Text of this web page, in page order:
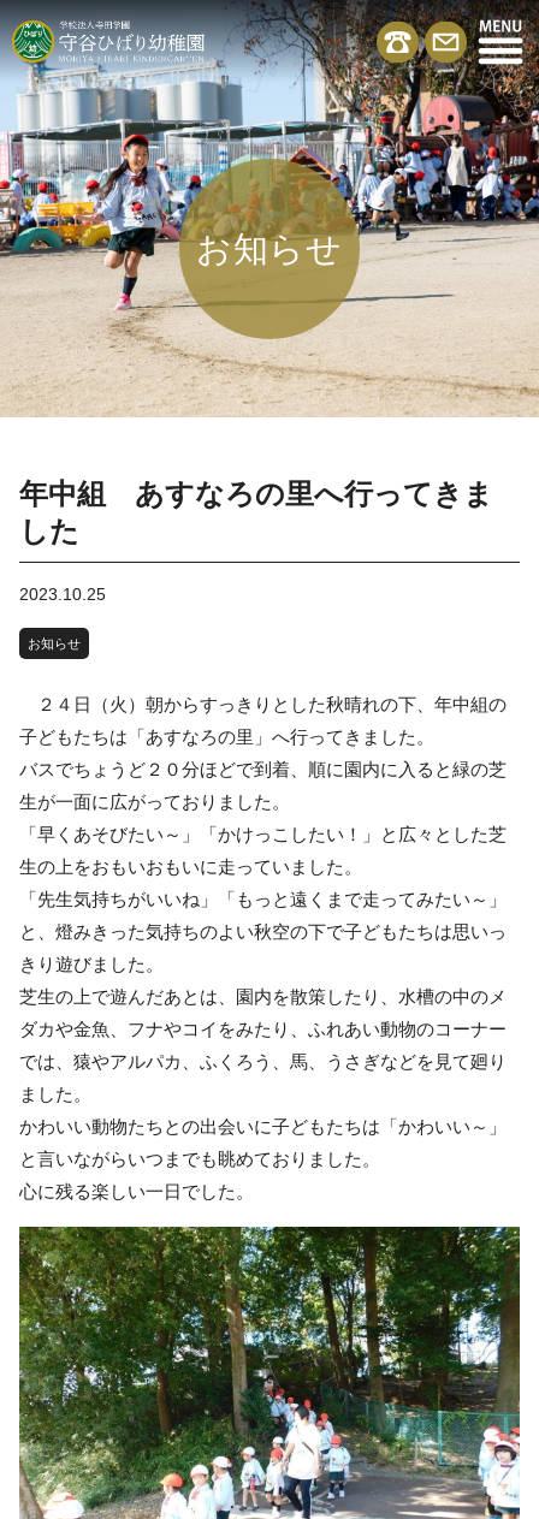
お知らせ
年中組 あすなろの里へ行ってきま
した
2023.10.25
お知らせ
２４日（火）朝からすっきりとした秋晴れの下、年中組の
子どもたちは「あすなろの里」へ行ってきました。
バスでちょうど２０分ほどで到着、順に園内に入ると緑の芝
生が一面に広がっておりました。
「早くあそびたい～」「かけっこしたい！」と広々とした芝
生の上をおもいおもいに走っていました。
「先生気持ちがいいね」「もっと遠くまで走ってみたい～」
と、燈みきった気持ちのよい秋空の下で子どもたちは思いっ
きり遊びました。
芝生の上で遊んだあとは、園内を散策したり、水槽の中のメ
ダカや金魚、フナやコイをみたり、ふれあい動物のコーナー
では、猿やアルパカ、ふくろう、馬、うさぎなどを見て廻り
ました。
かわいい動物たちとの出会いに子どもたちは「かわいい～」
と言いながらいつまでも眺めておりました。
心に残る楽しい一日でした。